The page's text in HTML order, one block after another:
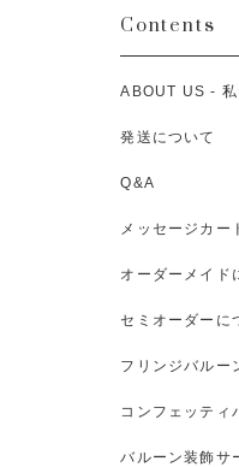
Contents
ABOUT US -
発送について
Q&A
メッセージカー
オーダーメイド
セミオーダーに
フリンジバルー
コンフェッティ
バルーン装飾サ